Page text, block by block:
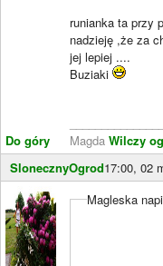
Do góry
runianka ta przy
nadzieję ,że za
jej lepiej ....
Buziaki
Magda Wilczy
SlonecznyOgrod17:00, 02
Magleska